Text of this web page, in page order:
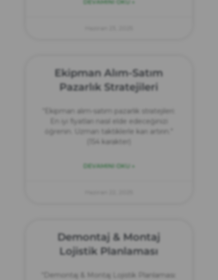
DEVAMINI OKU »
Ekipman Alım-Satım
Pazarlık Stratejileri
“Ekipman alım-satım pazarlık stratejileri:
En iyi fiyatları nasıl elde edeceğinizi
öğrenin. Uzman taktiklerle karı artırın.”
(154 karakter)
DEVAMINI OKU »
Demontaj & Montaj
Lojistik Planlaması
“Demontaj & Montaj Lojistik Planlaması: